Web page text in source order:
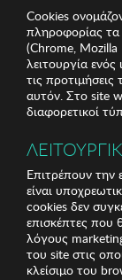
Cookies
πληροφορίας τα
(Chrome,
λειτουργία
τις
αυτόν. Στο site
διαφορετικοί
Επιτρέπουν την
είναι
cookies δεν
επισκέπτες που
λόγους
του site στις
κλείσιμο του